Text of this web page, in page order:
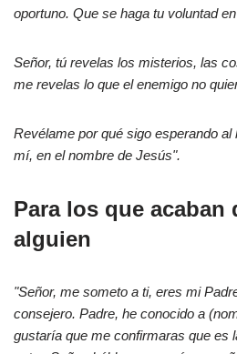
oportuno. Que se haga tu voluntad
Señor, tú revelas los misterios, las
me revelas lo que el enemigo no
Revélame por qué sigo esperando
mí, en el nombre de Jesús".
Para los que acaban
alguien
"Señor, me someto a ti, eres mi
consejero. Padre, he conocido a
gustaría que me confirmaras que es